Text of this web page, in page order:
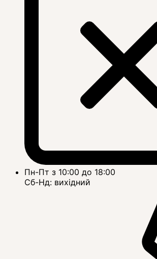
Пн-Пт з 10:00 до 18:00
Сб-Нд: вихідний